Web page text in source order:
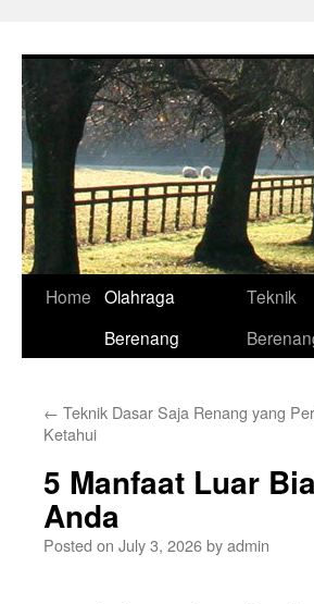
Home Olahraga
Berenang
Teknik
← Teknik Dasar Saja Renang yang
Ketahui
5 Manfaat Luar
Anda
Posted on July 3, 2026byadmin